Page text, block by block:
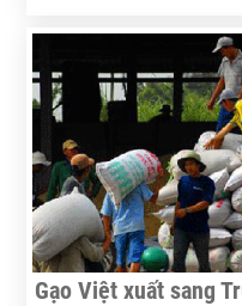
tại đã tăng lên khoảng
người dân chưa bán cà
nhà khá nhiều để chờ
cà phê gặp khó khăn vì
vụ XK.
Gạo Việt xuất sang